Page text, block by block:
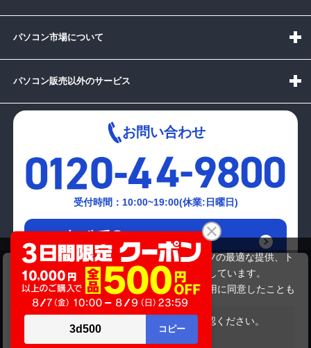
Mouse computer ｵﾘｼﾞﾅﾙDT
商品価格 10,999,999円
在庫がありません
パソコン市場について
パソコン販売以外のサービス
お問い合わせ
受付時間：10:00~19:00(休業:日曜日)
メールでの
お問い合わせはこちら
当サイトでは利用体験の向上およびコンテンツの最適な提供、ト
ラフィックの分析を目的としてCookieを使用しています。
サイトの閲覧を継続された場合、Cookieの利用に同意したことも
のといたします。
をご確認ください。
承諾する